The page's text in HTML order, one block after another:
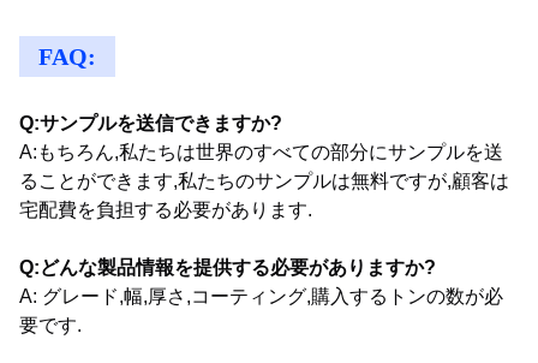
FAQ:
Q:サンプルを送信できますか?
A:もちろん,私たちは世界のすべての部分にサンプルを送
ることができます,私たちのサンプルは無料ですが,顧客は
宅配費を負担する必要があります.
Q:どんな製品情報を提供する必要がありますか?
A: グレード,幅,厚さ,コーティング,購入するトンの数が必
要です.